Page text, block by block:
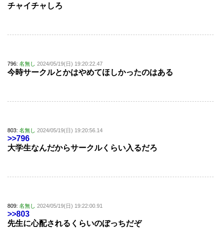
チャイチャしろ
796: 名無し 2024/05/19(日) 19:20:22.47
今時サークルとかはやめてほしかったのはある
803: 名無し 2024/05/19(日) 19:20:56.14
>>796
大学生なんだからサークルくらい入るだろ
809: 名無し 2024/05/19(日) 19:22:00.91
>>803
先生に心配されるくらいのぼっちだぞ